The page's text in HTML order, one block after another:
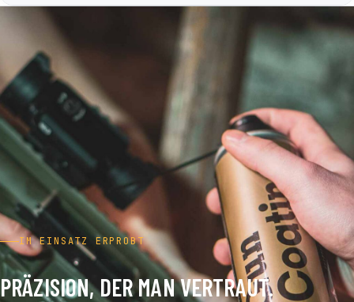
IM EINSATZ ERPROBT
PRÄZISION, DER MAN VERTRAUT.